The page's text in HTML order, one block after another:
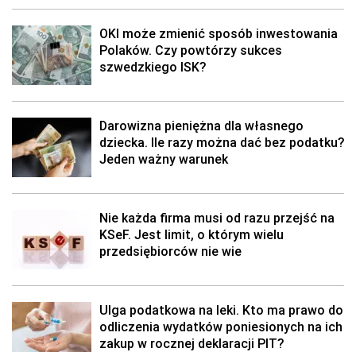
OKI może zmienić sposób inwestowania
Polaków. Czy powtórzy sukces
szwedzkiego ISK?
Darowizna pieniężna dla własnego
dziecka. Ile razy można dać bez podatku?
Jeden ważny warunek
Nie każda firma musi od razu przejść na
KSeF. Jest limit, o którym wielu
przedsiębiorców nie wie
Ulga podatkowa na leki. Kto ma prawo do
odliczenia wydatków poniesionych na ich
zakup w rocznej deklaracji PIT?